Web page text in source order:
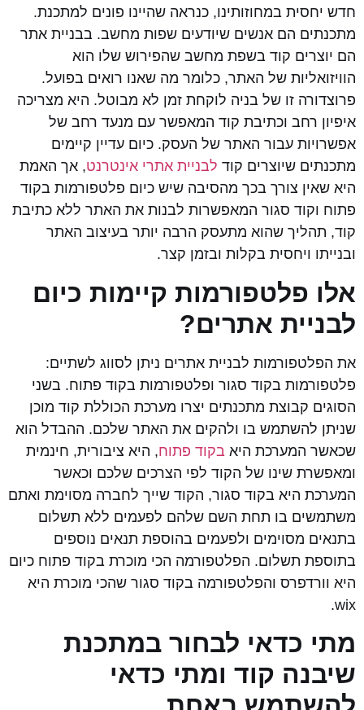
חדש יחסית במחוזותינו, כנראה שהיינו פונים למתכנת.
מתכנתים הם אנשים שיודעים שפות מחשב. בבניית אתר
הם יוצרים קוד בשפת מחשב שהפירוש שלו הוא
הוויזואליות של האתר, כלומר מה שאנו רואים בפועל.
פרוצדורה זו של בניה לוקחת זמן לא מבוטל. היא מצריכה
איפיון רחב וכתיבת קוד המאפשר עם מנעד רחב של
אפשרויות עבור האתר של העסק. כיום עדיין קיימים
מתכנתים שיוצרים קוד לבניית אתרי אינטרנט, אך האמת
היא שאין צורך בכך מהסיבה שיש כיום פלטפורמות בקוד
פתוח וקוד סגור המאפשרות לבנות את האתר ללא כתיבת
קוד, תהליך שהוא מתעסק הרבה יותר בעיצוב האתר
ובנייתו ויחסית בקלות ובזמן קצר.
אלו פלטפורמות קיימות כיום
לבניית אתרים?
את הפלטפורמות לבניית אתרים ניתן לסווג לשתיים:
פלטפורמות בקוד סגור ופלטפורמות בקוד פתוח. בשני
הסוגים קבוצת מתכנתים יצרו מערכת הכוללת קוד מוכן
שניתן להשתמש בו ולהקים את האתר שלכם. ההבדל הוא
שכאשר המערכת היא בקוד פתוח, היא ציבורית, חינמית
ומאפשרת שינו של הקוד לפי הצרכים שלכם וכאשר
המערכת היא בקוד סגור, הקוד שייך לחברה מסוימת ואתם
משתמשים בו תחת השם שלהם לפעמים ללא תשלום
בתנאים מסוימים ולפעמים בהוספת תנאים נוספים
בתוספת תשלום. הפלטפורמה הכי מוכרת בקוד פתוח כיום
היא וורדפרס והפלטפורמה בקוד סגור שהכי מוכרת היא
wix.
מתי כדאי לבחור במתכנת
שיבנה קוד ומתי כדאי